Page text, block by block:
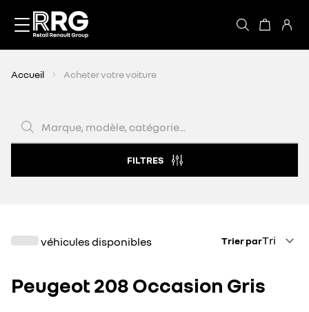
Accueil Acheter votre voiture
FILTRES
véhicules disponibles Trier parTri
Peugeot 208 Occasion Gris